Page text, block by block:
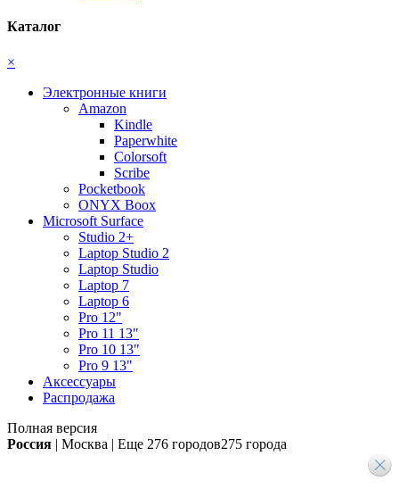
Каталог
×
Электронные книги
Amazon
Kindle
Paperwhite
Colorsoft
Scribe
Pocketbook
ONYX Boox
Microsoft Surface
Studio 2+
Laptop Studio 2
Laptop Studio
Laptop 7
Laptop 6
Pro 12"
Pro 11 13"
Pro 10 13"
Pro 9 13"
Аксессуары
Распродажа
Полная версия
Россия | Москва | Еще 276 городов275 города